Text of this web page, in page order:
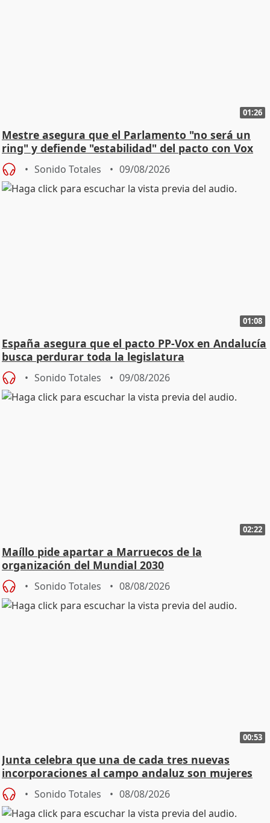
01:26
Mestre asegura que el Parlamento "no será un
ring" y defiende "estabilidad" del pacto con Vox
Sonido Totales 09/08/2026
01:08
España asegura que el pacto PP-Vox en Andalucía
busca perdurar toda la legislatura
Sonido Totales 09/08/2026
02:22
Maíllo pide apartar a Marruecos de la
organización del Mundial 2030
Sonido Totales 08/08/2026
00:53
Junta celebra que una de cada tres nuevas
incorporaciones al campo andaluz son mujeres
jóvenes
Sonido Totales 08/08/2026